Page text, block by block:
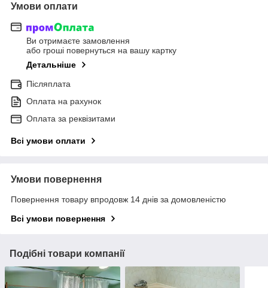
Умови оплати
Ви отримаєте замовлення
або гроші повернуться на вашу картку
Детальніше
Післяплата
Оплата на рахунок
Оплата за реквізитами
Всі умови оплати
Умови повернення
Повернення товару впродовж 14 днів за домовленістю
Всі умови повернення
Подібні товари компанії